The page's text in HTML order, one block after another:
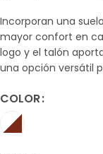
Incorporan una
mayor confort en
logo y el talón
una opción versátil
COLOR